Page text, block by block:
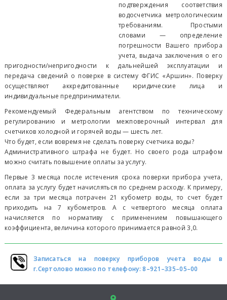
подтверждения соответствия
водосчетчика метрологическим
требованиям. Простыми
словами — определение
погрешности Вашего прибора
учета, выдача заключения о его
пригодности/непригодности к дальнейшей эксплуатации и
передача сведений о поверке в систему ФГИС «Аршин». Поверку
осуществляют аккредитованные юридические лица и
индивидуальные предприниматели.
Рекомендуемый Федеральным агентством по техническому
регулированию и метрологии межповерочный интервал для
счетчиков холодной и горячей воды — шесть лет.
Что будет, если вовремя не сделать поверку счетчика воды?
Административного штрафа не будет. Но своего рода штрафом
можно считать повышение оплаты за услугу.
Первые 3 месяца после истечения срока поверки прибора учета,
оплата за услугу будет начисляться по среднем расходу. К примеру,
если за три месяца потрачен 21 кубометр воды, то счет будет
приходить на 7 кубометров. А с четвертого месяца оплата
начисляется по нормативу с применением повышающего
коэффициента, величина которого принимается равной 3,0.
Записаться на поверку приборов учета воды в
г.Сертолово можно по телефону: 8–921–335–05–00